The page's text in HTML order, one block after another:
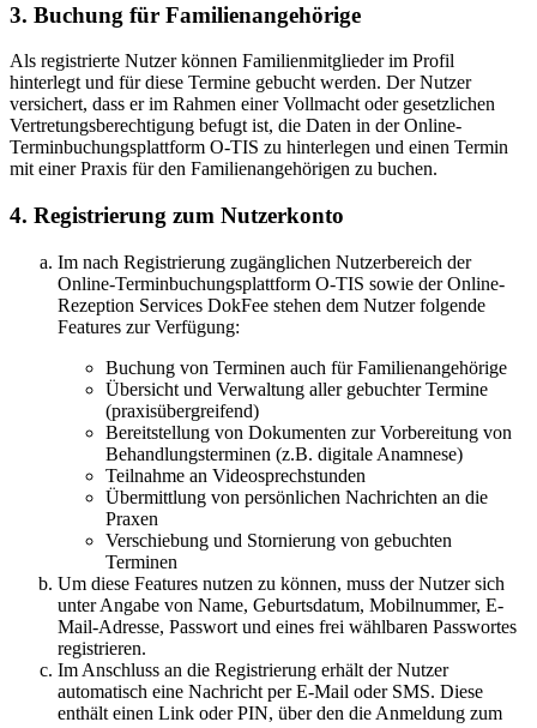
3. Buchung für Familienangehörige
Als registrierte Nutzer können Familienmitglieder im Profil
hinterlegt und für diese Termine gebucht werden. Der Nutzer
versichert, dass er im Rahmen einer Vollmacht oder gesetzlichen
Vertretungsberechtigung befugt ist, die Daten in der Online-
Terminbuchungsplattform O-TIS zu hinterlegen und einen Termin
mit einer Praxis für den Familienangehörigen zu buchen.
4. Registrierung zum Nutzerkonto
Im nach Registrierung zugänglichen Nutzerbereich der
Online-Terminbuchungsplattform O-TIS sowie der Online-
Rezeption Services DokFee stehen dem Nutzer folgende
Features zur Verfügung:
Buchung von Terminen auch für Familienangehörige
Übersicht und Verwaltung aller gebuchter Termine
(praxisübergreifend)
Bereitstellung von Dokumenten zur Vorbereitung von
Behandlungsterminen (z.B. digitale Anamnese)
Teilnahme an Videosprechstunden
Übermittlung von persönlichen Nachrichten an die
Praxen
Verschiebung und Stornierung von gebuchten
Terminen
Um diese Features nutzen zu können, muss der Nutzer sich
unter Angabe von Name, Geburtsdatum, Mobilnummer, E-
Mail-Adresse, Passwort und eines frei wählbaren Passwortes
registrieren.
Im Anschluss an die Registrierung erhält der Nutzer
automatisch eine Nachricht per E-Mail oder SMS. Diese
enthält einen Link oder PIN, über den die Anmeldung zum